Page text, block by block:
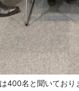
400名と聞いており